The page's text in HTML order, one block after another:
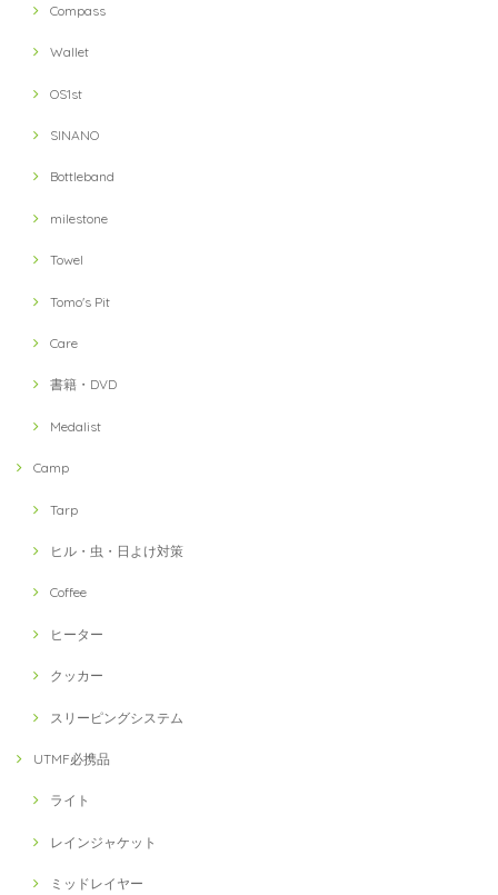
Compass
Wallet
OS1st
SINANO
Bottleband
milestone
Towel
Tomo's Pit
Care
書籍・DVD
Medalist
Camp
Tarp
ヒル・虫・日よけ対策
Coffee
ヒーター
クッカー
スリーピングシステム
UTMF必携品
ライト
レインジャケット
ミッドレイヤー